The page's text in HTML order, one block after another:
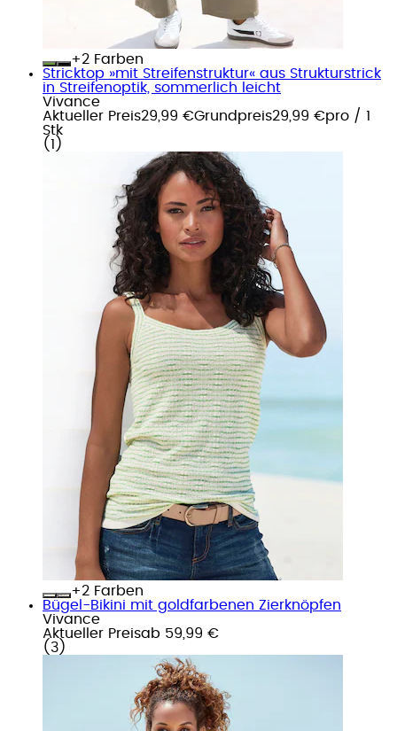
+
Farben
Stricktop »mit Streifenstruktur« aus Strukturstrick
in Streifenoptik, sommerlich leicht
Vivance
Aktueller Preis29,99 €Grundpreis29,99 €pro / 1
Stk
( 1 )
+
Farben
Bügel-Bikini mit goldfarbenen Zierknöpfen
Vivance
Aktueller Preisab 59,99 €
( 3 )